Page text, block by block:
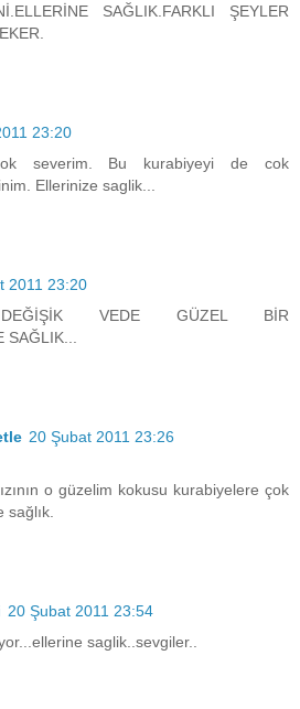
SAĞLIK.FARKLI ŞEYLER
23:20
severim. Bu kurabiyeyi de cok
Ellerinize saglik...
2011 23:20
DEĞİŞİK VEDE GÜZEL BİR
SAĞLIK...
20 Şubat 2011 23:26
o güzelim kokusu kurabiyelere çok
sağlık.
20 Şubat 2011 23:54
saglik..sevgiler..